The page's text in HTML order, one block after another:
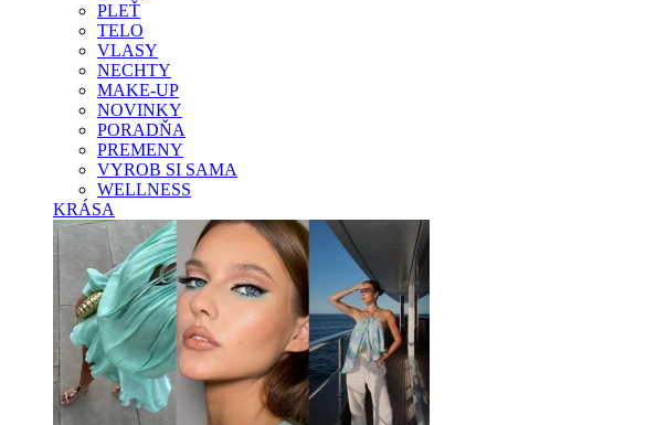
PLEŤ
TELO
VLASY
NECHTY
MAKE-UP
NOVINKY
PORADŇA
PREMENY
VYROB SI SAMA
WELLNESS
KRÁSA